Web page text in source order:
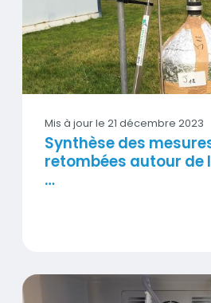
Mis à jour le 21 décembre 2023
Synthèse des
retombées autour de
…
Mesures de COV sur les ZI